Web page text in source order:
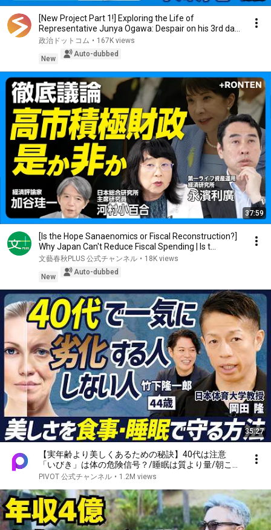
[New Project Part 1!] Exploring the Life of
Representative Junya Ogawa: Despair on his 3rd day
as...
政治ドットコム • 167K views
New
Auto-dubbed
37:59
[Is the Hope Sanaenomics or Fiscal Reconstruction?]
Why Japan Can't Reduce Fiscal Spending | Is t...
文藝春秋PLUS 公式チャンネル • 18K views
New
Auto-dubbed
35:27
【実年齢より美しくあるための秘訣】40代は注意
「いびき」は体の危険信号？/睡眠は質より量/朝こそ
タンパク質を摂るべき/食物繊維は定期的に摂る
PIVOT 公式チャンネル • 1.2M views